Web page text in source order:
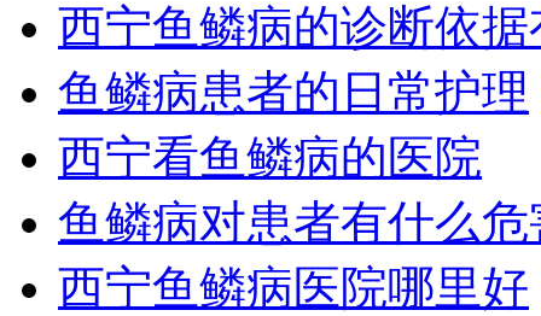
西宁鱼鳞病的诊断依
鱼鳞病患者的日常护理
西宁看鱼鳞病的医院
鱼鳞病对患者有什么危
西宁鱼鳞病医院哪里好